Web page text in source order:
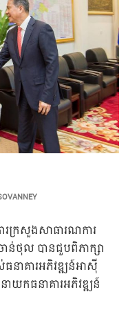
រក្រសួងសាធារណការ
ន់ថុល បានជួបពិភាក្សា
ធនាគារអភិវឌ្ឍន៍អាស៊ី
យកធនាគារអភិវឌ្ឍន៍